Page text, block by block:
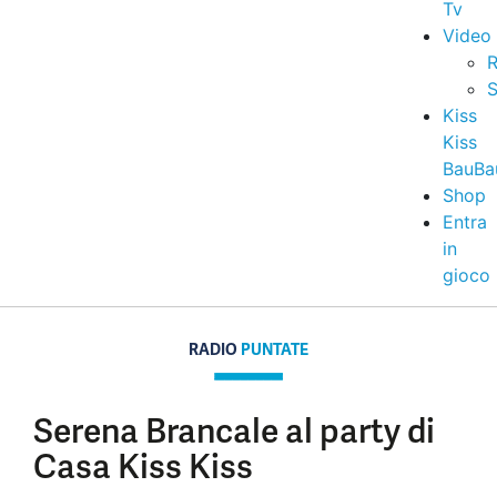
Tv
Video
Kiss
Kiss
Shop
Entra
in
gioco
RADIO PUNTATE
Serena Brancale al party di
Casa Kiss Kiss